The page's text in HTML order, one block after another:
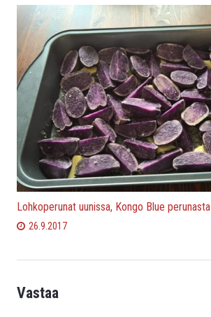
Lohkoperunat uunissa, Kongo Blue perunasta
26.9.2017
Vastaa